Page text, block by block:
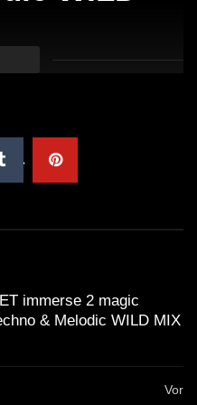
|
TECHNO HOUSE
immerse 2 magic
& Melodic WILD MIX
Vor